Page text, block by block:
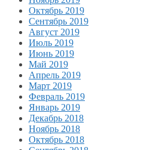
Октябрь 2019
Сентябрь 2019
Август 2019
Июль 2019
Июнь 2019
Май 2019
Апрель 2019
Март 2019
Февраль 2019
Январь 2019
Декабрь 2018
Ноябрь 2018
Октябрь 2018